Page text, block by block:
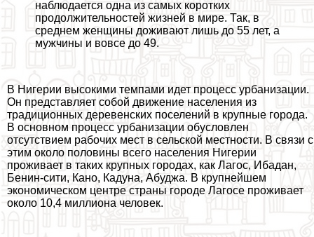
наблюдается одна из самых коротких
продолжительностей жизней в мире. Так, в
среднем женщины доживают лишь до 55 лет, а
мужчины и вовсе до 49.
В Нигерии высокими темпами идет процесс урбанизации.
Он представляет собой движение населения из
традиционных деревенских поселений в крупные города.
В основном процесс урбанизации обусловлен
отсутствием рабочих мест в сельской местности. В связи с
этим около половины всего населения Нигерии
проживает в таких крупных городах, как Лагос, Ибадан,
Бенин-сити, Кано, Кадуна, Абуджа. В крупнейшем
экономическом центре страны городе Лагосе проживает
около 10,4 миллиона человек.